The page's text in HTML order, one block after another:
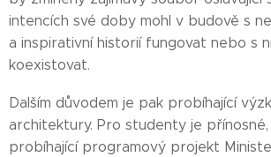
intencích své doby mohl v budově s
a inspirativní historií fungovat nebo s
koexistovat.
Dalším důvodem je pak probíhající
architektury. Pro studenty je
probíhající programový projekt